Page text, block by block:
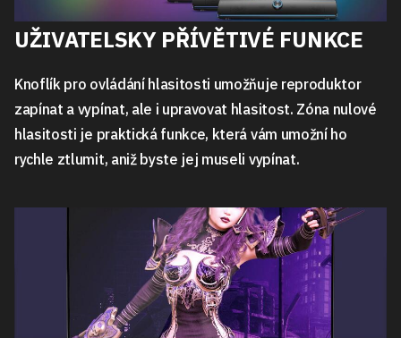
UŽIVATELSKY PŘÍVĚTIVÉ FUNKCE
Knoflík pro ovládání hlasitosti umožňuje reproduktor
zapínat a vypínat, ale i upravovat hlasitost. Zóna nulové
hlasitosti je praktická funkce, která vám umožní ho
rychle ztlumit, aniž byste jej museli vypínat.